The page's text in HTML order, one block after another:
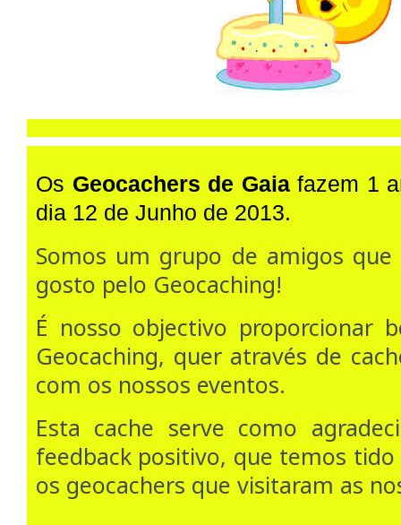
Os Geocachers de Gaiafazem 1
dia 12 de Junho de 2013.
Somos um grupo de amigos
gosto pelo Geocaching!
É nosso objectivo proporcionar
Geocaching, quer através de
com os nossos eventos.
Esta cache serve como
feedback positivo, que temos
os geocachers que visitaram as